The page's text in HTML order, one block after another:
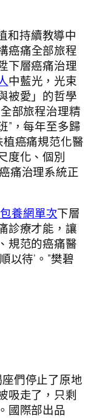
和持續教導中
癌痛全部旅程
下層癌痛治理
中藍光，光束
被愛」的哲學
部旅程治理精
”，每年至多歸
癌痛規范化醫
度化、個別
痛治理系統正
包養網單次下層
診療才能，讓
規范的癌痛醫
以待’。”樊碧
們停止了原地
吸走了，只剩
國際部出品